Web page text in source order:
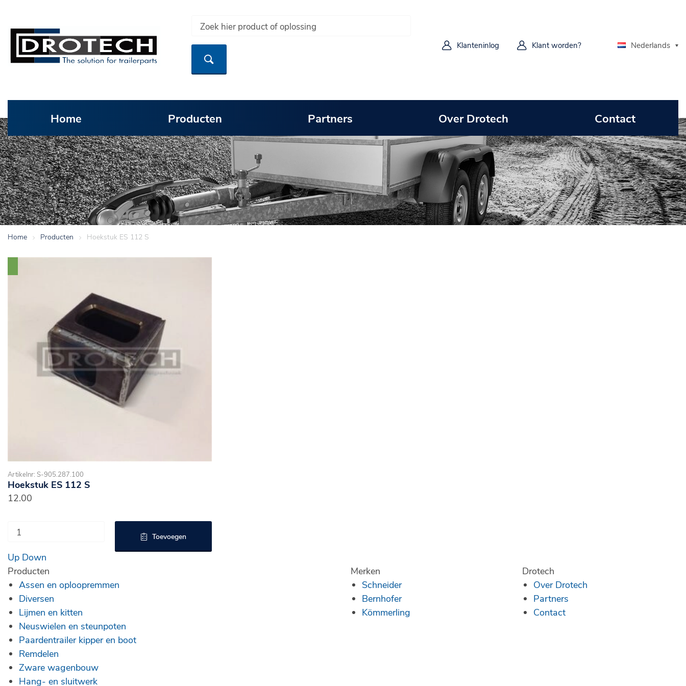
Klanteninlog Klant worden? Nederlands
Home Producten Partners Over Drotech Contact
Home > Producten > Hoekstuk ES 112 S
Artikelnr: S-905.287.100
Hoekstuk ES 112 S
12.00
Up Down
Toevoegen
Producten
Assen en oploopremmen
Diversen
Lijmen en kitten
Neuswielen en steunpoten
Paardentrailer kipper en boot
Remdelen
Zware wagenbouw
Hang- en sluitwerk
Merken
Schneider
Bernhofer
Kömmerling
Drotech
Over Drotech
Partners
Contact